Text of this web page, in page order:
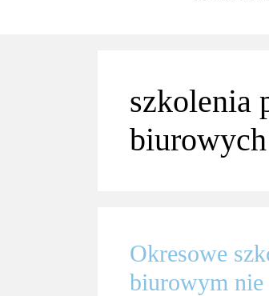
szkolenia
biurowych
Okresowe
biurowym nie